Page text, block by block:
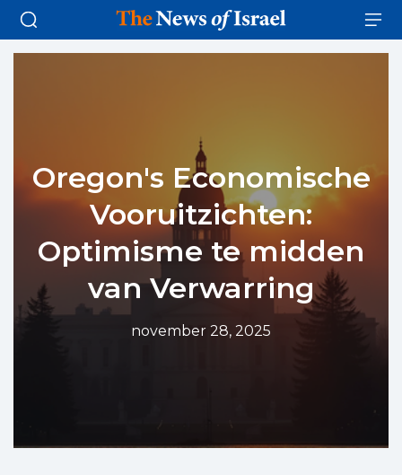
Oregon's Economische
Vooruitzichten:
Optimisme te midden
van Verwarring
november 28, 2025